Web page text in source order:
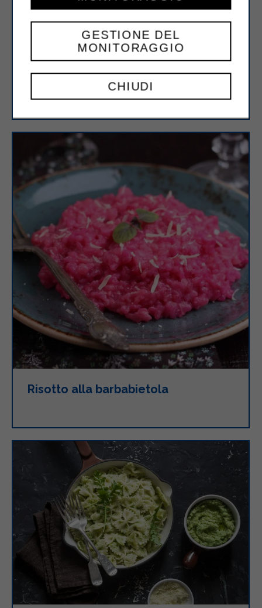
Filetto alla crema di mascarpone e
senape
Risotto alla barbabietola
CHIUDI
GESTIONE DEL
MONITORAGGIO